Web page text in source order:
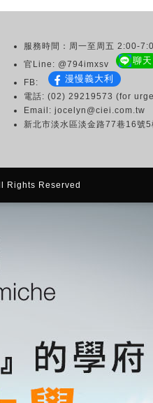
服務時間：周一至周五 2:00-
官Line: @794imxsv
聊天
FB: 漫慢義大利
電話: (02) 29219573 (for
Email: jocelyn@ciei.com.tw
新北市淡水區淡金路77巷16號5
Rights Reserved